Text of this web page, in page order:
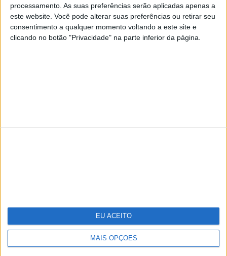
processamento. As suas preferências serão aplicadas apenas a
este website. Você pode alterar suas preferências ou retirar seu
consentimento a qualquer momento voltando a este site e
clicando no botão "Privacidade" na parte inferior da página.
MAIS OPÇÕES
EU ACEITO